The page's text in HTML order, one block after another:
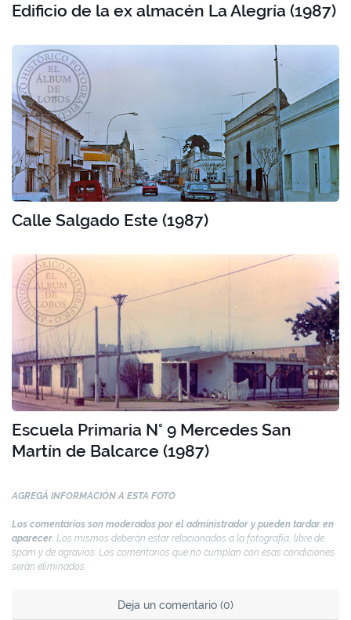
Edificio de la ex almacén La Alegría (1987)
Calle Salgado Este (1987)
Escuela Primaria N° 9 Mercedes San
Martín de Balcarce (1987)
AGREGÁ INFORMACIÓN A ESTA FOTO
Los comentarios son moderados por el administrador y pueden tardar en
aparecer. Los mismos deberán estar relacionados a la fotografía, libre de
spam y de agravios. Los comentarios que no cumplan con esas condiciones
serán eliminados.
Deja un comentario (0)